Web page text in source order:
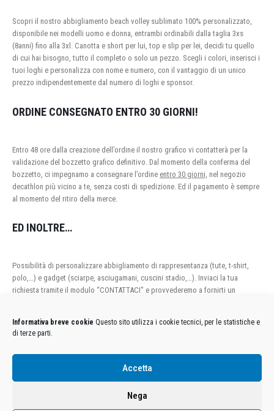
Informativa breve cookie Questo sito utilizza i cookie tecnici, per le statistiche e
di terze parti.
Accetta
Nega
Scopri il nostro abbigliamento beach volley sublimato 100% personalizzato,
disponibile nei modelli uomo e donna, entrambi ordinabili dalla taglia 3xs
(8anni) fino alla 3xl. Canotta e short per lui, top e slip per lei, decidi tu quello
di cui hai bisogno, tutto il completo o solo un pezzo. Scegli i colori, inserisci i
tuoi loghi e personalizza con nome e numero, con il vantaggio di un unico
prezzo indipendentemente dal numero di loghi e sponsor.
ORDINE CONSEGNATO ENTRO 30 GIORNI!
Entro 48 ore dalla creazione dell’ordine il nostro grafico vi contatterà per la
validazione del bozzetto grafico definitivo. Dal momento della conferma del
bozzetto, ci impegnamo a consegnare l’ordine entro 30 giorni, nel negozio
decathlon più vicino a te, senza costi di spedizione. Ed il pagamento è sempre
al momento del ritiro della merce.
ED INOLTRE…
Possibilità di personalizzare abbigliamento di rappresentanza (tute, t-shirt,
polo,…) e gadget (sciarpe, asciugamani, cuscini stadio,…). Inviaci la tua
richiesta tramite il modulo “CONTATTACI” e provvederemo a fornirti un
Condizioni Generali di Utilizzo-Cookies-Privacy
Euro 12.500.000 i.v. - C.F. e Iscr. Reg. Imp. Monza e Brianza 02137480964 - R.E.A. MB-1370021 -
P.IVA. 11005760159 - Direzione e coordinamento art. 2497 C.C. DECATHLON SA, Villeneuve